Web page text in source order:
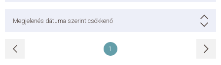
Megjelenés dátuma szerint csökkenő
1